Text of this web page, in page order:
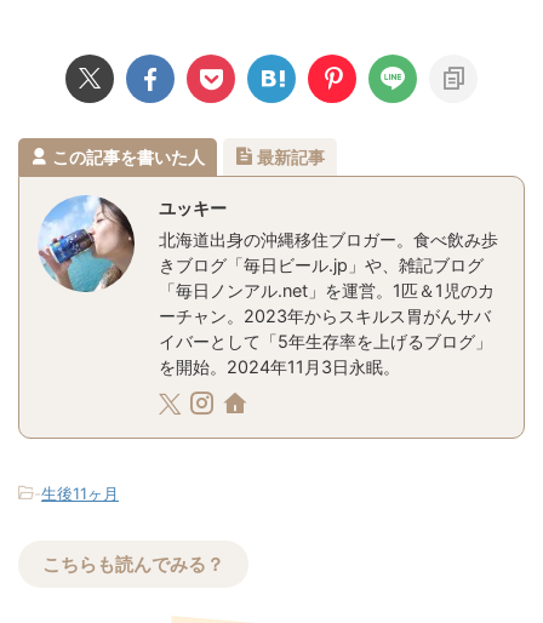
この記事を書いた人 最新記事
ユッキー
北海道出身の沖縄移住ブロガー。食べ飲み歩
きブログ「毎日ビール.jp」や、雑記ブログ
「毎日ノンアル.net」を運営。1匹＆1児のカ
ーチャン。2023年からスキルス胃がんサバ
イバーとして「5年生存率を上げるブログ」
を開始。2024年11月3日永眠。
-生後11ヶ月
こちらも読んでみる？